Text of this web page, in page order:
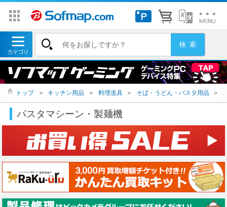
トップ ＞ キッチン用品 ＞ 料理道具 ＞ そば・うどん・パスタ用品 ＞
パスタマシーン・製麺機